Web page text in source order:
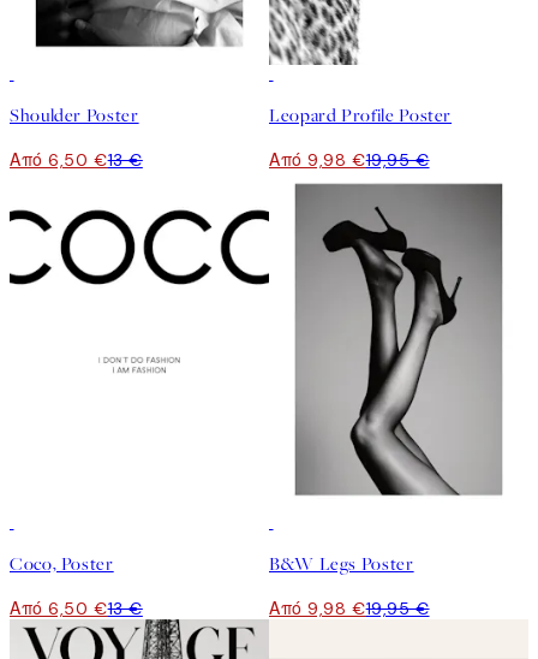
Shoulder Poster
Από 6,50 €13 €
Leopard Profile Poster
Από 9,98 €19,95 €
Coco, Poster
Από 6,50 €13 €
B&W Legs Poster
Από 9,98 €19,95 €